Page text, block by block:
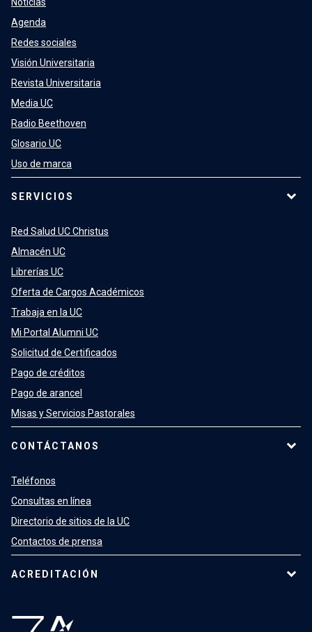
Noticias
Agenda
Redes sociales
Visión Universitaria
Revista Universitaria
Media UC
Radio Beethoven
Glosario UC
Uso de marca
SERVICIOS
Red Salud UC Christus
Almacén UC
Librerías UC
Oferta de Cargos Académicos
Trabaja en la UC
Mi Portal Alumni UC
Solicitud de Certificados
Pago de créditos
Pago de arancel
Misas y Servicios Pastorales
CONTÁCTANOS
Teléfonos
Consultas en línea
Directorio de sitios de la UC
Contactos de prensa
ACREDITACIÓN